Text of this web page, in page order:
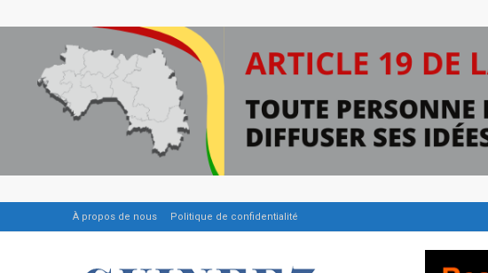
À propos de nous Politique de confidentialité